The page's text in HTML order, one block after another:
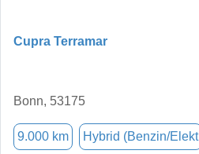
Cupra Terramar
Bonn, 53175
9.000 km Hybrid (Benzin/Elekt